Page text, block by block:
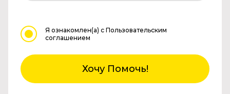
Я ознакомлен(а) с Пользовательским
соглашением
Хочу Помочь!